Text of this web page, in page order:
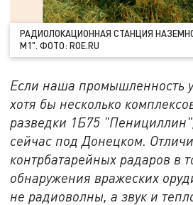
РАДИОЛОКАЦИОННАЯ СТАНЦИЯ
М1". ФОТО: ROE.RU
Если наша промышленность
хотя бы несколько
разведки 1Б75
сейчас под Донецком.
контрбатарейных радаров в
обнаружения вражеских
не радиоволны, а звук и